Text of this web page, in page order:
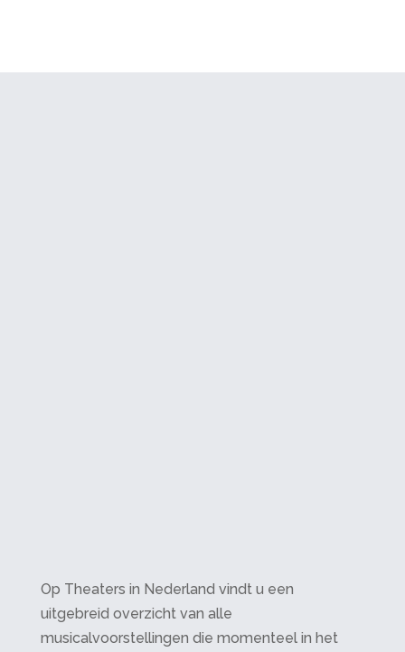
Op Theaters in Nederland vindt u een
uitgebreid overzicht van alle
musicalvoorstellingen die momenteel in het